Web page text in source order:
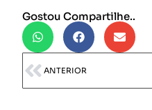
Gostou Compartilhe..
ANTERIOR